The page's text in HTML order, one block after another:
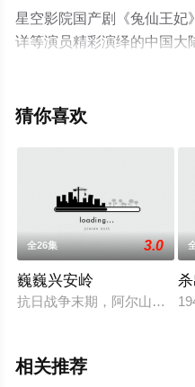
星空影院国产剧《兔仙王妃
详等演员精彩演绎的中国大
（25集全），手机免费观
猫或剧情网等平台了解。
猜你喜欢
全26集 3.0
巍巍兴安岭
抗日战争末期，阿尔山的原
相关推荐